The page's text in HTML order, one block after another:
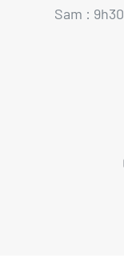
Sam :